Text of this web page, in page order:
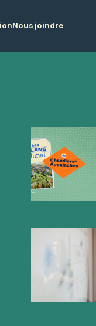
Nous joindre